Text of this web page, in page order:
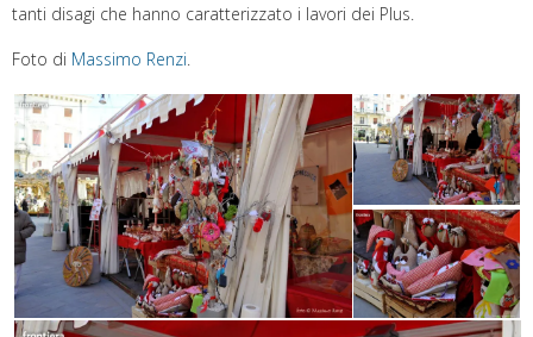
tanti disagi che hanno caratterizzato i lavori dei Plus.
Foto di Massimo Renzi